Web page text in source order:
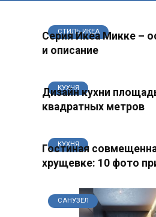
СТИЛЬ ИКЕА
Серия Икеа Микке –
и описание
КУХНЯ
Дизайн кухни
квадратных метров
КУХНЯ
Гостиная
хрущевке: 10 фото
САНУЗЕЛ